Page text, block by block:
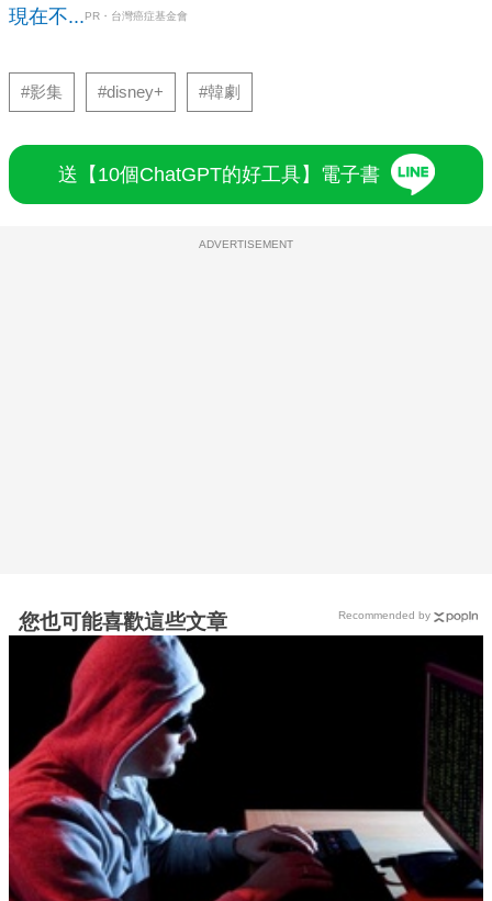
現在不...PR・台灣癌症基金會
#影集 #disney+ #韓劇
送【10個ChatGPT的好工具】電子書
ADVERTISEMENT
您也可能喜歡這些文章 Recommended by